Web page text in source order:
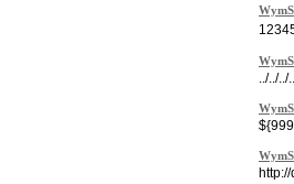
../../